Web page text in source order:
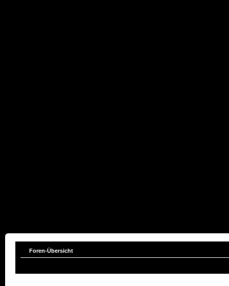
Foren-Übersicht